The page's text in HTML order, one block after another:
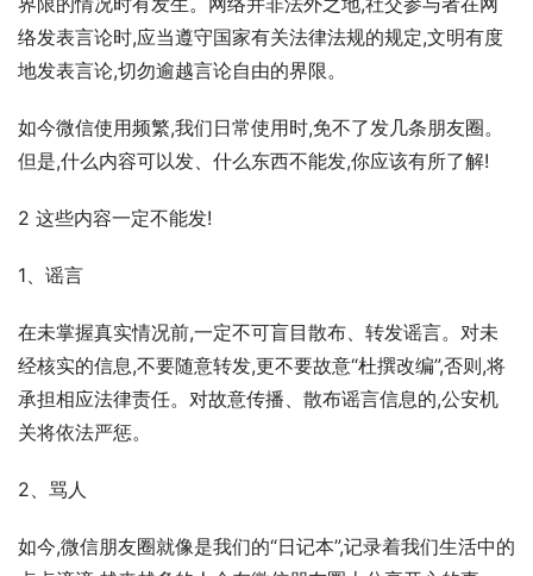
络发表言论时,应当遵守国家有关法律法规的规定,文明有度
地发表言论,切勿逾越言论自由的界限。
如今微信使用频繁,我们日常使用时,免不了发几条朋友圈。
但是,什么内容可以发、什么东西不能发,你应该有所了解!
2 这些内容一定不能发!
1、谣言
在未掌握真实情况前,一定不可盲目散布、转发谣言。对未
经核实的信息,不要随意转发,更不要故意“杜撰改编”,否则,将
承担相应法律责任。对故意传播、散布谣言信息的,公安机
关将依法严惩。
2、骂人
如今,微信朋友圈就像是我们的“日记本”,记录着我们生活中的